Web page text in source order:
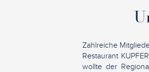
Zahlreiche
Restaurant
wollte der